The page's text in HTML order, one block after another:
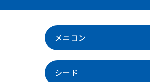
メニコン
シード